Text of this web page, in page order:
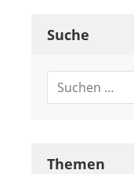
Suche
Themen